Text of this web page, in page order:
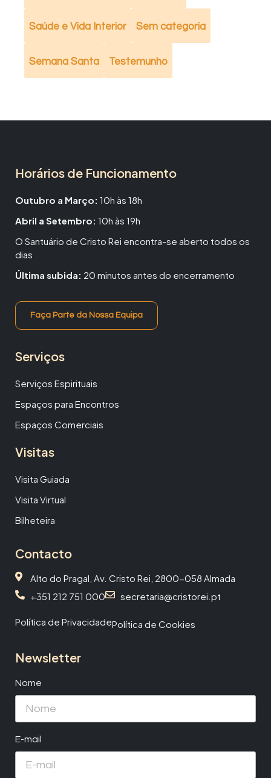
Saúde e Vida Interior Sem categoria
Semana Santa Testemunho
Horários de Funcionamento
Outubro a Março: 10h às 18h
Abril a Setembro: 10h às 19h
O Santuário de Cristo Rei encontra-se aberto todos os
dias
Última subida: 20 minutos antes do encerramento
Faça Parte da Nossa Equipa
Serviços
Serviços Espirituais
Espaços para Encontros
Espaços Comerciais
Visitas
Visita Guiada
Visita Virtual
Bilheteira
Contacto
Alto do Pragal, Av. Cristo Rei, 2800-058 Almada
+351 212 751 000
secretaria@cristorei.pt
Política de PrivacidadePolítica de Cookies
Newsletter
Nome
E-mail